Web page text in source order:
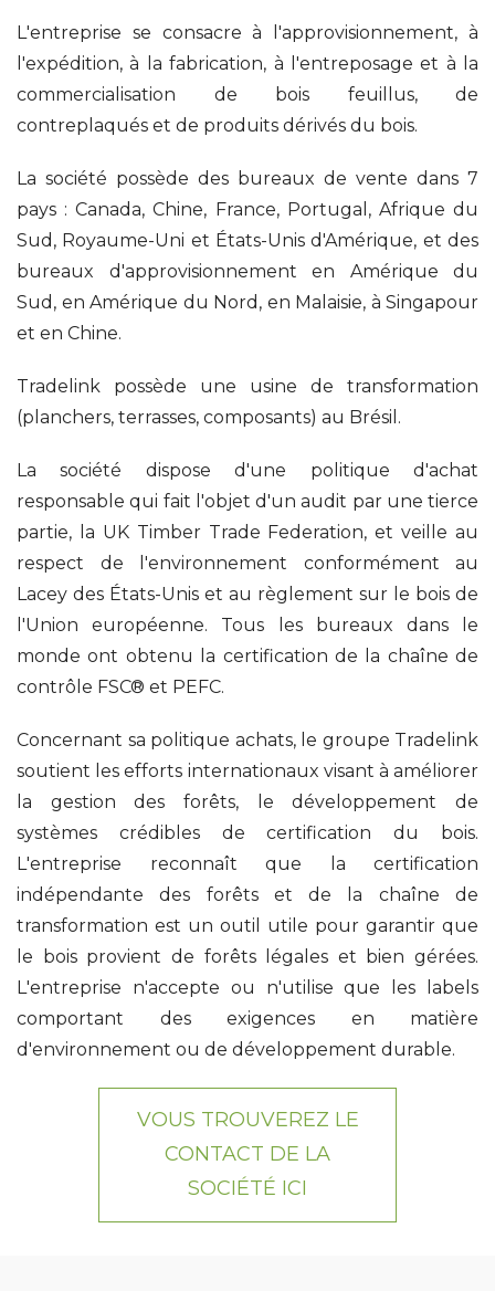
L'entreprise se consacre à l'approvisionnement, à
l'expédition, à la fabrication, à l'entreposage et à la
commercialisation de bois feuillus, de
contreplaqués et de produits dérivés du bois.
La société possède des bureaux de vente dans 7
pays : Canada, Chine, France, Portugal, Afrique du
Sud, Royaume-Uni et États-Unis d'Amérique, et des
bureaux d'approvisionnement en Amérique du
Sud, en Amérique du Nord, en Malaisie, à Singapour
et en Chine.
Tradelink possède une usine de transformation
(planchers, terrasses, composants) au Brésil.
La société dispose d'une politique d'achat
responsable qui fait l'objet d'un audit par une tierce
partie, la UK Timber Trade Federation, et veille au
respect de l'environnement conformément au
Lacey des États-Unis et au règlement sur le bois de
l'Union européenne. Tous les bureaux dans le
monde ont obtenu la certification de la chaîne de
contrôle FSC® et PEFC.
Concernant sa politique achats, le groupe Tradelink
soutient les efforts internationaux visant à améliorer
la gestion des forêts, le développement de
systèmes crédibles de certification du bois.
L'entreprise reconnaît que la certification
indépendante des forêts et de la chaîne de
transformation est un outil utile pour garantir que
le bois provient de forêts légales et bien gérées.
L'entreprise n'accepte ou n'utilise que les labels
comportant des exigences en matière
d'environnement ou de développement durable.
VOUS TROUVEREZ LE
CONTACT DE LA
SOCIÉTÉ ICI